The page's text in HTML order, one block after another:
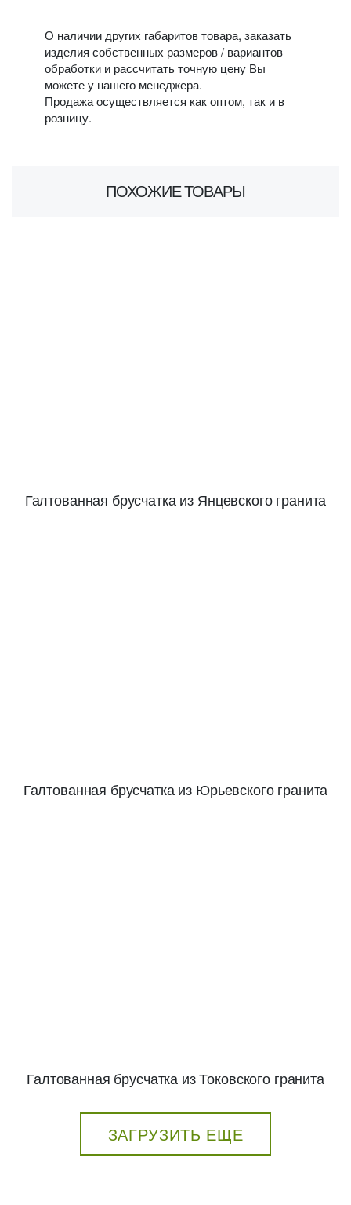
О наличии других габаритов товара, заказать
изделия собственных размеров / вариантов
обработки и рассчитать точную цену Вы
можете у нашего менеджера.
Продажа осуществляется как оптом, так и в
розницу.
ПОХОЖИЕ ТОВАРЫ
Галтованная брусчатка из Янцевского гранита
Галтованная брусчатка из Юрьевского гранита
Галтованная брусчатка из Токовского гранита
ЗАГРУЗИТЬ ЕЩЕ